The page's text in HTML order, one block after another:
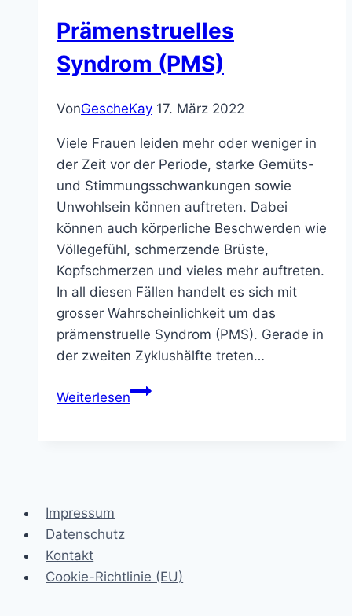
Prämenstruelles
Syndrom (PMS)
VonGescheKay 17. März 2022
Viele Frauen leiden mehr oder weniger in
der Zeit vor der Periode, starke Gemüts-
und Stimmungsschwankungen sowie
Unwohlsein können auftreten. Dabei
können auch körperliche Beschwerden wie
Völlegefühl, schmerzende Brüste,
Kopfschmerzen und vieles mehr auftreten.
In all diesen Fällen handelt es sich mit
grosser Wahrscheinlichkeit um das
prämenstruelle Syndrom (PMS). Gerade in
der zweiten Zyklushälfte treten…
WeiterlesenPrämenstruelles
Impressum
Datenschutz
Kontakt
Cookie-Richtlinie (EU)